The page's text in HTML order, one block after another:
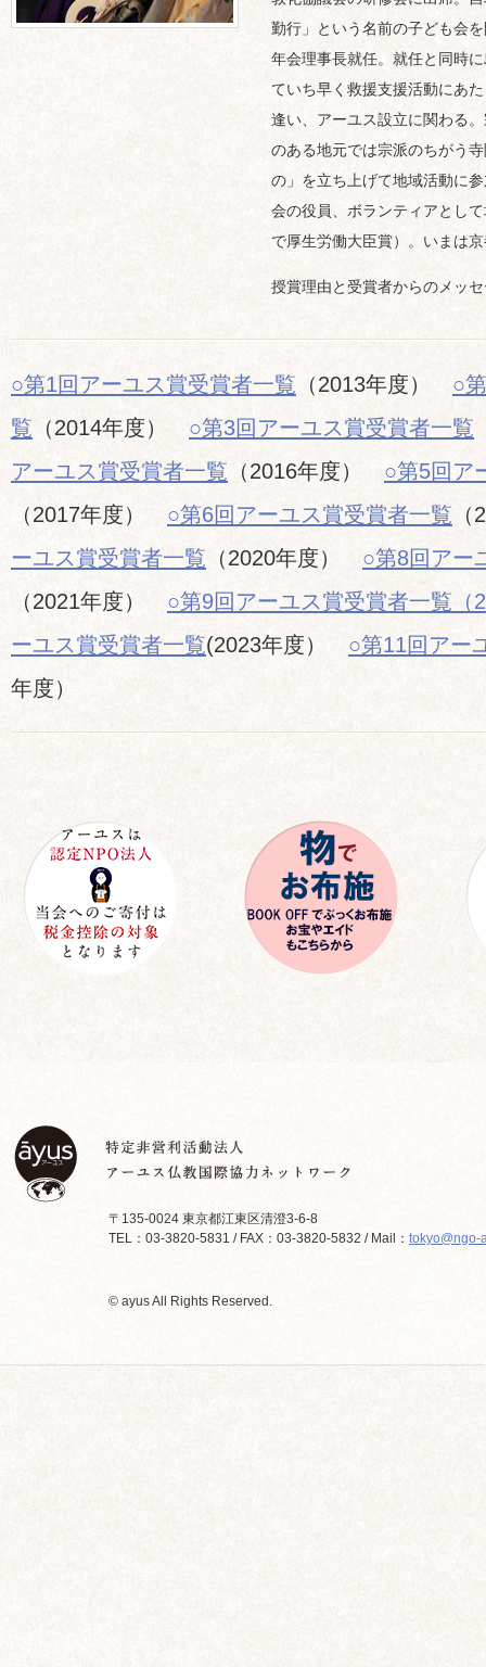
勤行」という名前の子ども会
年会理事長就任。就任と同時
ていち早く救援支援活動にあ
逢い、アーユス設立に関わる
のある地元では宗派のちがう
の」を立ち上げて地域活動に
会の役員、ボランティアとし
で厚生労働大臣賞）。いまは
授賞理由と受賞者からのメッ
○第1回アーユス賞受賞者一覧 （2013年度） ○
覧 （2014年度） ○第3回アーユス賞受賞者一覧
アーユス賞受賞者一覧 （2016年度）○第5回ア
（2017年度） ○第6回アーユス賞受賞者一覧
ーユス賞受賞者一覧 （2020年度） ○第8回アー
（2021年度） ○第9回アーユス賞受賞者一覧（
ーユス賞受賞者一覧(2023年度） ○第11回アー
年度）
〒135-0024 東京都江東区清澄3-6-8
TEL：03-3820-5831 / FAX：03-3820-5832 / Mail： tokyo@ngo-
© ayus All Rights Reserved.